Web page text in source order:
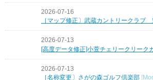
2026-07-16
［マップ修正〕武蔵カントリークラブ
2026-07-13
[高度データ修正]小萱チェリークリーク
2026-07-13
［名称変更〕さがの森ゴルフ倶楽部